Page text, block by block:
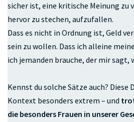
sicher ist, eine kritische Meinung zu
hervor zu stechen, aufzufallen.
Dass es nicht in Ordnung ist, Geld
sein zu wollen. Dass ich alleine
ich jemanden brauche, der mir sagt,
Kennst du solche Sätze auch? Diese
Kontext besonders extrem – und
die besonders Frauen in unserer